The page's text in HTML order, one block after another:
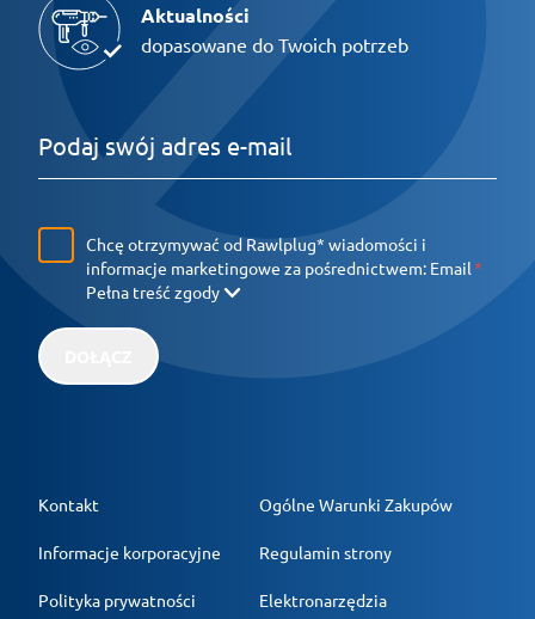
Aktualności
dopasowane do Twoich potrzeb
Chcę otrzymywać od Rawlplug* wiadomości i
informacje marketingowe za pośrednictwem: Email
Pełna treść zgody
Kontakt
Informacje korporacyjne
Polityka prywatności
Ogólne Warunki Zakupów
Regulamin strony
Elektronarzędzia